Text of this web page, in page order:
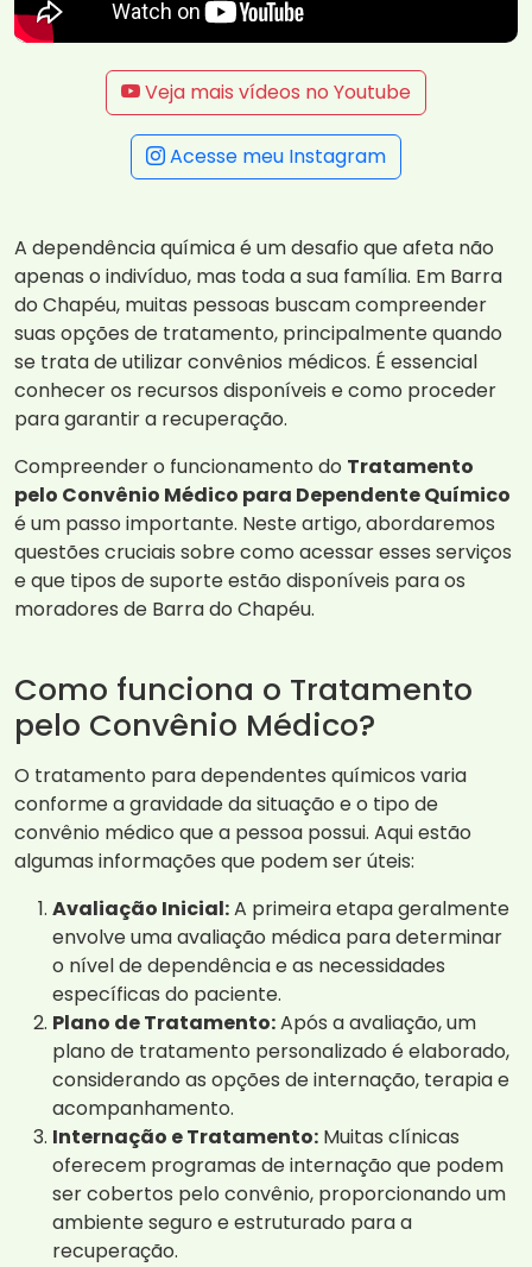
Veja mais vídeos no Youtube
Acesse meu Instagram
A dependência química é um desafio que afeta não
apenas o indivíduo, mas toda a sua família. Em Barra
do Chapéu, muitas pessoas buscam compreender
suas opções de tratamento, principalmente quando
se trata de utilizar convênios médicos. É essencial
conhecer os recursos disponíveis e como proceder
para garantir a recuperação.
Compreender o funcionamento do Tratamento
pelo Convênio Médico para Dependente Químico
é um passo importante. Neste artigo, abordaremos
questões cruciais sobre como acessar esses serviços
e que tipos de suporte estão disponíveis para os
moradores de Barra do Chapéu.
Como funciona o Tratamento
pelo Convênio Médico?
O tratamento para dependentes químicos varia
conforme a gravidade da situação e o tipo de
convênio médico que a pessoa possui. Aqui estão
algumas informações que podem ser úteis:
Avaliação Inicial:A primeira etapa geralmente
envolve uma avaliação médica para determinar
o nível de dependência e as necessidades
específicas do paciente.
Plano de Tratamento:Após a avaliação, um
plano de tratamento personalizado é elaborado,
considerando as opções de internação, terapia e
acompanhamento.
Internação e Tratamento: Muitas clínicas
oferecem programas de internação que podem
ser cobertos pelo convênio, proporcionando um
ambiente seguro e estruturado para a
recuperação.